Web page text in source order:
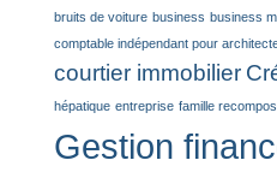
bruits de voiture business business
comptable indépendant pour
courtier immobilier
hépatique entreprise famille
Gestion